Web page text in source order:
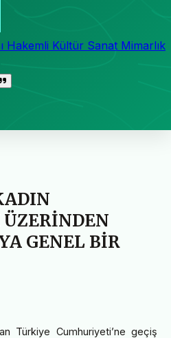
Hakemli Kültür Sanat Mimarlık
GENEL BİR
Türkiye Cumhuriyeti’ne geçiş